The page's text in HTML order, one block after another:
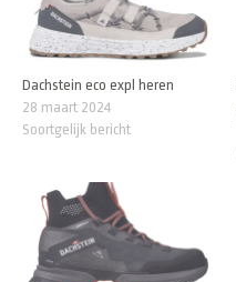
Dachstein eco expl heren
28 maart 2024
Soortgelijk bericht